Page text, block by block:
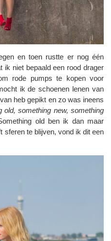
en toen rustte er nog één
ik niet bepaald een rood drager
rode pumps te kopen voor
ik de schoenen lenen van
heb gepikt en zo was ineens
old, something new, something
old ben ik dan maar
sferen te blijven, vond ik dit een